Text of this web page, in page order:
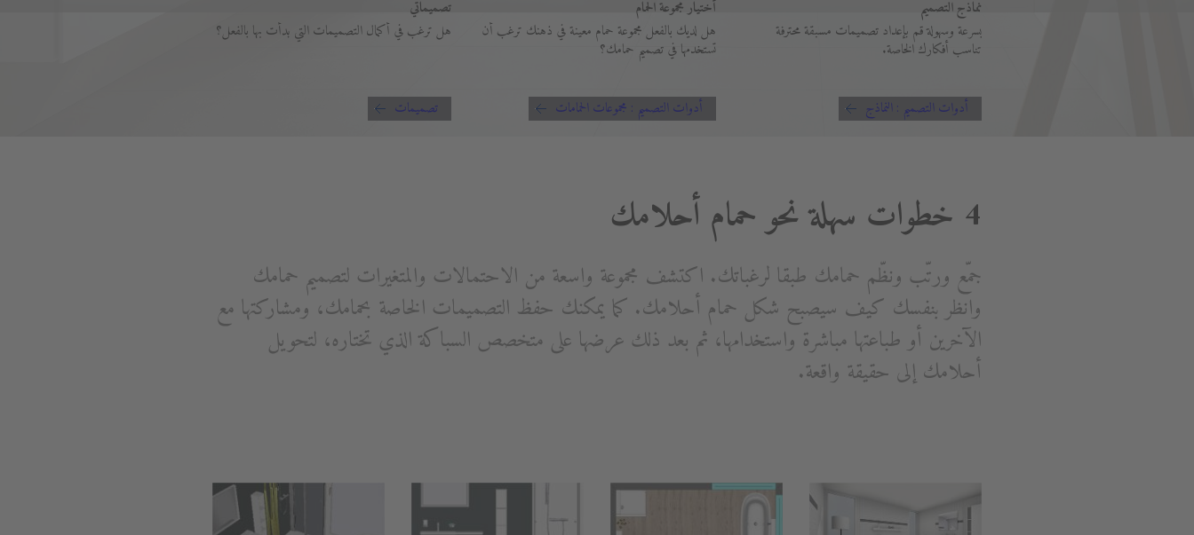
نماذج التصميم
بسرعة وسهولة قم بإعداد تصميمات مسبقة محترفة
تناسب أفكارك الخاصة.
أدوات التصميم : النماذج
أختيار مجموعة الحمام
هل لديك بالفعل مجموعة حمام معينة في ذهنك ترغب أن
تستخدمها في تصميم حمامك؟
أدوات التصميم : مجموعات الحمامات
تصميماتي
هل ترغب في أكمال التصميمات التي بدأت بها بالفعل؟
تصميمات
4 خطوات سهلة نحو حمام أحلامك
جمّع ورتّب ونظّم حمامك طبقا لرغباتك. اكتشف مجموعة واسعة من الاحتمالات والمتغيرات لتصميم حمامك
وانظر بنفسك كيف سيصبح شكل حمام أحلامك. كما يمكنك حفظ التصميمات الخاصة بحمامك، ومشاركتها مع
الآخرين أو طباعتها مباشرة واستخدامها، ثم بعد ذلك عرضها على متخصص السباكة الذي تختاره، لتحويل
أحلامك إلى حقيقة واقعة.